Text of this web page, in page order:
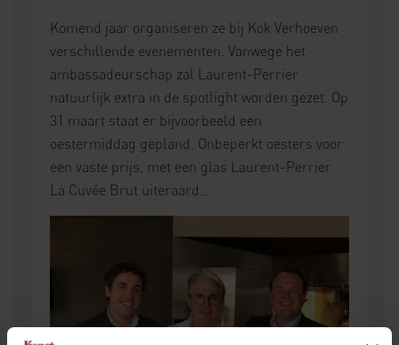
Komend jaar organiseren ze bij Kok Verhoeven
verschillende evenementen. Vanwege het
ambassadeurschap zal Laurent-Perrier
natuurlijk extra in de spotlight worden gezet. Op
31 maart staat er bijvoorbeeld een
oestermiddag gepland. Onbeperkt oesters voor
een vaste prijs, met een glas Laurent-Perrier
La Cuvée Brut uiteraard…